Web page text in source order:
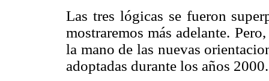
Las tres lógicas se fueron
mostraremos más adelante.
la mano de las nuevas
adoptadas durante los años 2000.